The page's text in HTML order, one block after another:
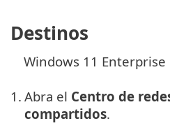
Destinos
Windows 11 Enterprise
1. Abra el Centro de
compartidos.